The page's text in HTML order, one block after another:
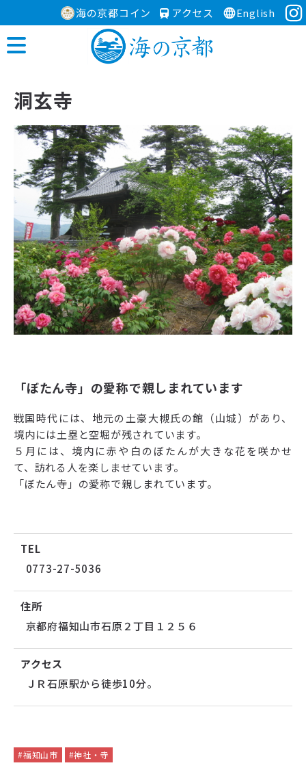
海の京都コイン アクセス English
洞玄寺
「ぼたん寺」の愛称で親しまれています
戦国時代には、地元の土豪大槻氏の館（山城）があり、
境内には土塁と空堀が残されています。
５月には、境内に赤や白のぼたんが大きな花を咲かせ
て、訪れる人を楽しませています。
「ぼたん寺」の愛称で親しまれています。
TEL
0773-27-5036
住所
京都府福知山市石原２丁目１２５６
アクセス
ＪＲ石原駅から徒歩10分。
#福知山市 #神社・寺